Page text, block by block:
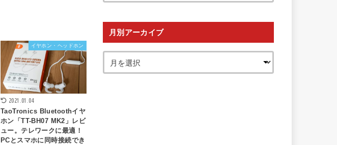
イヤホン・ヘッドホン
2021.01.04
TaoTronics Bluetoothイヤ
ホン「TT-BH07 MK2」レビ
ュー。テレワークに最適！
PCとスマホに同時接続でき
月別アーカイブ